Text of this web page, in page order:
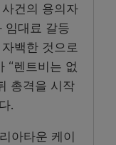
건의 용의자
임대료 갈등
백한 것으로
“렌트비는 없
총격을 시작
.
아타운 케이